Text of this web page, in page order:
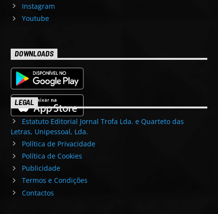
Instagram
Youtube
DOWNLOADS
LEGAL
Estatuto Editorial Jornal Trofa Lda. e Quarteto das
Letras, Unipessoal, Lda.
Política de Privacidade
Política de Cookies
Publicidade
Termos e Condições
Contactos